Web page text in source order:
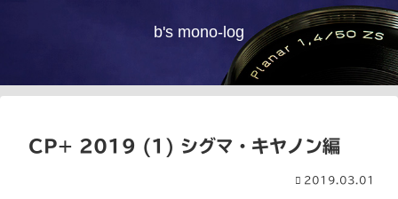
b's mono-log
CP+ 2019 (1) シグマ・キヤノン編
2019.03.01